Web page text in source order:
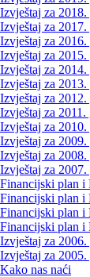
Izvještaj za 2018.
Izvještaj za 2017.
Izvještaj za 2016.
Izvještaj za 2015.
Izvještaj za 2014.
Izvještaj za 2013.
Izvještaj za 2012.
Izvještaj za 2011.
Izvještaj za 2010.
Izvještaj za 2009.
Izvještaj za 2008.
Izvještaj za 2007.
Financijski plan i
Financijski plan i
Financijski plan i
Financijski plan i
Izvještaj za 2006.
Izvještaj za 2005.
Kako nas naći